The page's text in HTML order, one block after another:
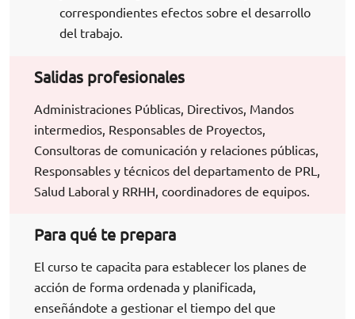
correspondientes efectos sobre el desarrollo
del trabajo.
Salidas profesionales
Administraciones Públicas, Directivos, Mandos
intermedios, Responsables de Proyectos,
Consultoras de comunicación y relaciones públicas,
Responsables y técnicos del departamento de PRL,
Salud Laboral y RRHH, coordinadores de equipos.
Para qué te prepara
El curso te capacita para establecer los planes de
acción de forma ordenada y planificada,
enseñándote a gestionar el tiempo del que